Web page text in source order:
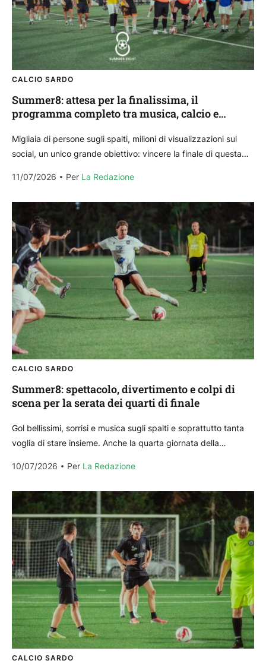
CALCIO SARDO
Summer8: attesa per la finalissima, il
programma completo tra musica, calcio e
Migliaia di persone sugli spalti, milioni di visualizzazioni sui
social, un unico grande obiettivo: vincere la finale di questa
11/07/2026
Per La Redazione
CALCIO SARDO
Summer8: spettacolo, divertimento e colpi di
scena per la serata dei quarti di finale
Gol bellissimi, sorrisi e musica sugli spalti e soprattutto tanta
voglia di stare insieme. Anche la quarta giornata della
10/07/2026
Per La Redazione
CALCIO SARDO